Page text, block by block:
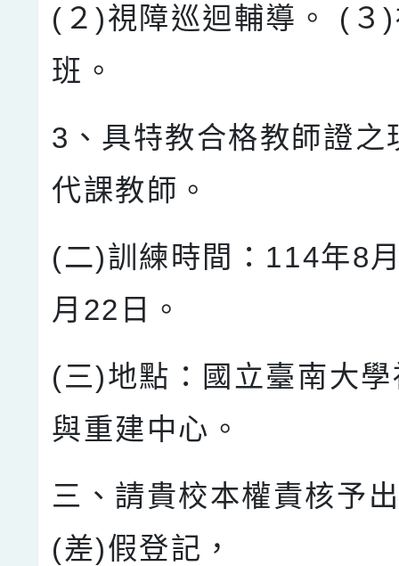
(２)視障巡迴輔導。 (３
班。
3、具特教合格教師證之
代課教師。
(二)訓練時間：114年8
月22日。
(三)地點：國立臺南大
與重建中心。
三、請貴校本權責核予
(差)假登記，